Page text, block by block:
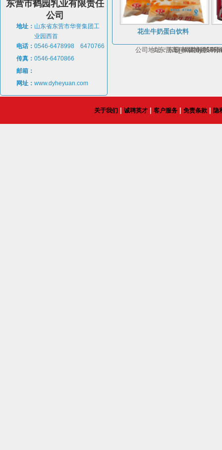
东营市鹤园乳业有限责任
公司
地址： 山东省东营市华誉集团工
业园西首
电话： 0546-6478998 6470766
传真： 0546-6470866
邮箱：
网址： www.dyheyuan.com
花生牛奶蛋白饮料
关于我们 诚聘英才 客户服务 免责条款 隐
©东营高科网络科技有
公司地址：东营市淄博路65号